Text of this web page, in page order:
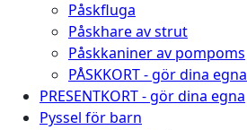
Påskfluga
Påskhare av strut
Påskkaniner av pompoms
PÅSKKORT - gör dina egna
PRESENTKORT - gör dina egna
Pyssel för barn